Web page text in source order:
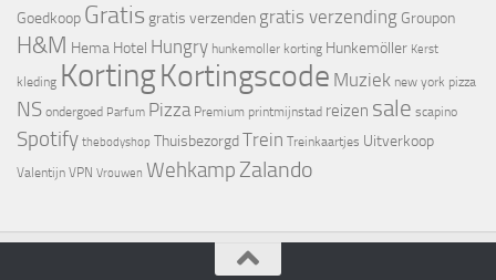
Goedkoop Gratis gratis verzenden gratis verzending Groupon
H&M Hema Hotel Hungry hunkemoller korting Hunkemöller Kerst
kleding KortingKortingscode Muziek new york pizza
NS ondergoed Parfum Pizza Premium printmijnstad reizen sale scapino
Spotify thebodyshop ThuisbezorgdTrein Treinkaartjes Uitverkoop
Valentijn VPN Vrouwen Wehkamp Zalando